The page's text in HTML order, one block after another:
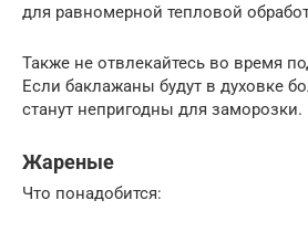
для равномерной тепловой
Также не отвлекайтесь во время
Если баклажаны будут в духовке
станут непригодны для заморозки.
Жареные
Что понадобится: